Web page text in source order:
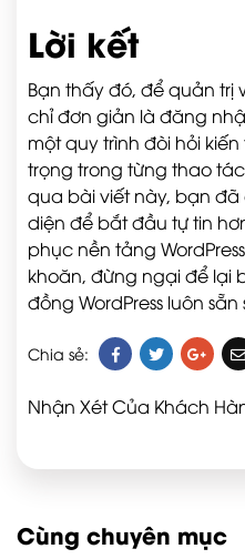
Lời kết
Bạn thấy đó, để quản trị
chỉ đơn giản là đăng
một quy trình đòi hỏi
trọng trong từng thao
qua bài viết này, bạn
diện để bắt đầu tự tin
phục nền tảng
khoăn, đừng ngại để lại
đồng WordPress luôn
Chia sẻ:
Nhận Xét Của Khách
Cùng chuyên mục